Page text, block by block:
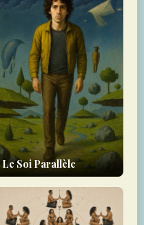
Le Soi Parallèle